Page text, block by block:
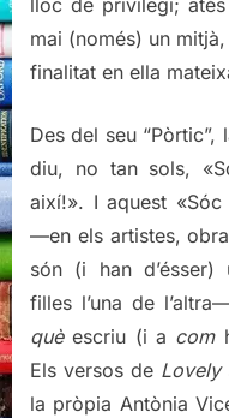
lloc de privilegi;
mai (només) un
finalitat en ella
Des del seu
diu, no tan sols,
així!». I aquest
—en els artistes,
són (i han d’ésser)
filles l’una de
quèescriu (i a com
Els versos de Lovely
la pròpia Antònia